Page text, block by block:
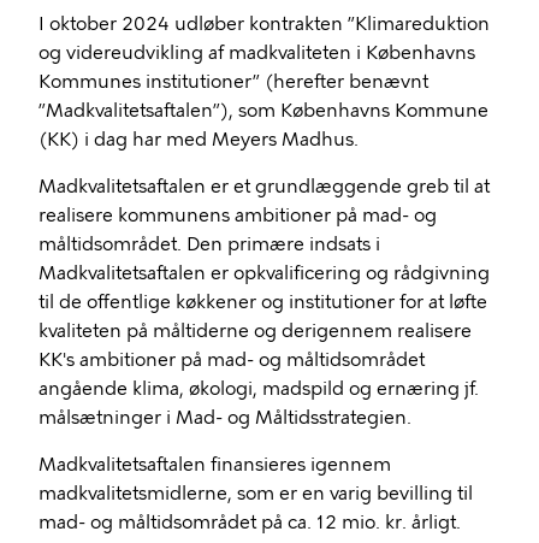
I oktober 2024 udløber kontrakten ”Klimareduktion
og videreudvikling af madkvaliteten i Københavns
Kommunes institutioner” (herefter benævnt
”Madkvalitetsaftalen”), som Københavns Kommune
(KK) i dag har med Meyers Madhus.
Madkvalitetsaftalen er et grundlæggende greb til at
realisere kommunens ambitioner på mad- og
måltidsområdet. Den primære indsats i
Madkvalitetsaftalen er opkvalificering og rådgivning
til de offentlige køkkener og institutioner for at løfte
kvaliteten på måltiderne og derigennem realisere
KK's ambitioner på mad- og måltidsområdet
angående klima, økologi, madspild og ernæring jf.
målsætninger i Mad- og Måltidsstrategien.
Madkvalitetsaftalen finansieres igennem
madkvalitetsmidlerne, som er en varig bevilling til
mad- og måltidsområdet på ca. 12 mio. kr. årligt.